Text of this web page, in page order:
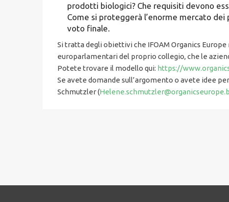
prodotti biologici? Che requisiti devono
Come si proteggerà l’enorme mercato
voto finale.
Si tratta degli obiettivi che IFOAM Organics
europarlamentari del proprio collegio, che le
Potete trovare il modello qui: https://
Se avete domande sull’argomento o avete idee
Schmutzler (